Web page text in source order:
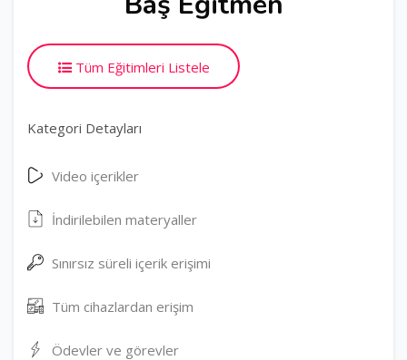
Tüm Eğitimleri Listele
Kategori Detayları
Video içerikler
İndirilebilen materyaller
Sınırsız süreli içerik erişimi
Tüm cihazlardan erişim
Ödevler ve görevler